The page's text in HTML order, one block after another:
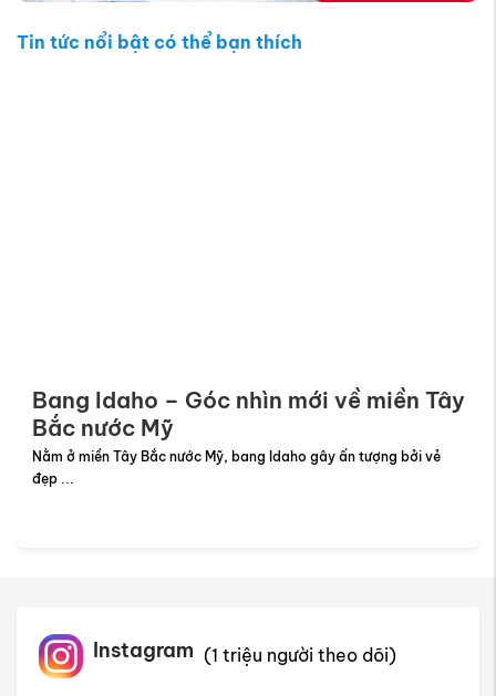
Tin tức nổi bật có thể bạn thích
Du lịch Freiburg im Breisgau - Cửa ngõ
Rừng ...
Nhắc đến du lịch Freiburg im Breisgau , nhiều người nghĩ ngay đến
một ...
Instagram (1 triệu người theo dõi)